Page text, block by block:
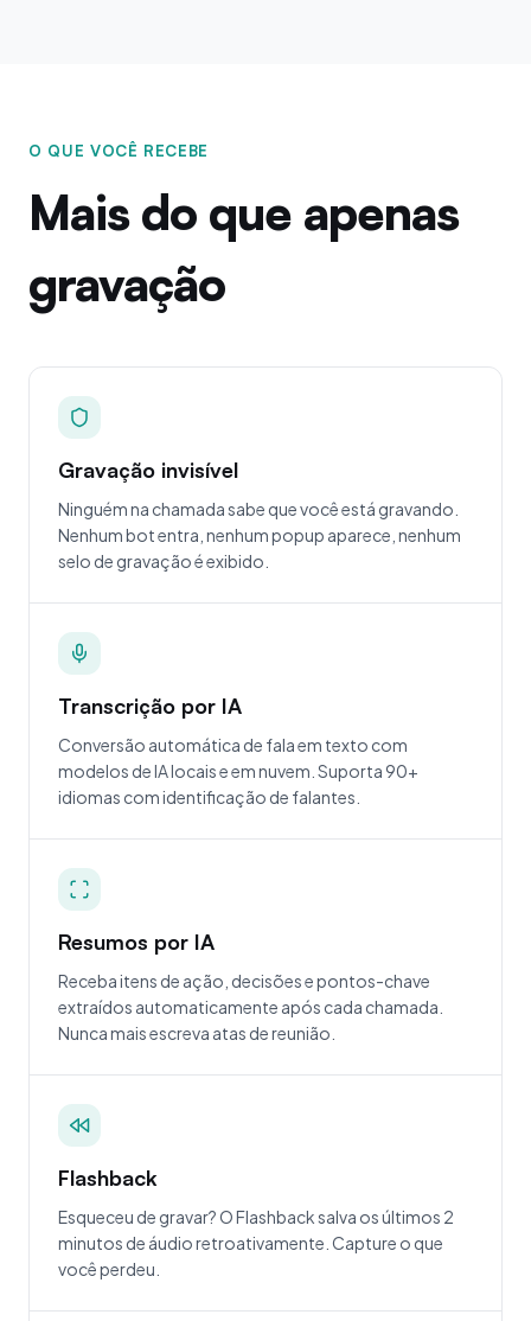
O QUE VOCÊ RECEBE
Mais do que apenas
gravação
Gravação invisível
Ninguém na chamada sabe que você está gravando.
Nenhum bot entra, nenhum popup aparece, nenhum
selo de gravação é exibido.
Transcrição por IA
Conversão automática de fala em texto com
modelos de IA locais e em nuvem. Suporta 90+
idiomas com identificação de falantes.
Resumos por IA
Receba itens de ação, decisões e pontos-chave
extraídos automaticamente após cada chamada.
Nunca mais escreva atas de reunião.
Flashback
Esqueceu de gravar? O Flashback salva os últimos 2
minutos de áudio retroativamente. Capture o que
você perdeu.